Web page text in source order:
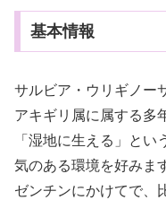
基本情報
サルビア・ウリギノー
アキギリ属に属する多
「湿地に生える」とい
気のある環境を好みま
ゼンチンにかけてで、